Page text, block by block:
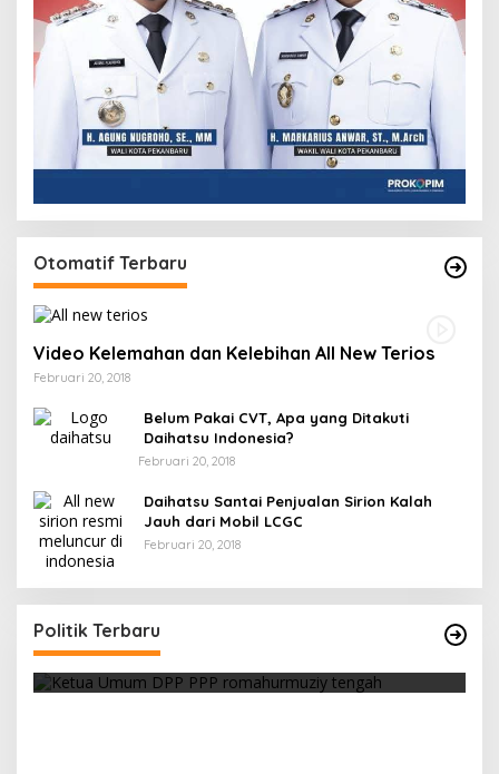
Otomatif Terbaru
Video Kelemahan dan Kelebihan All New Terios
Februari 20, 2018
Belum Pakai CVT, Apa yang Ditakuti
Daihatsu Indonesia?
Februari 20, 2018
Daihatsu Santai Penjualan Sirion Kalah
Jauh dari Mobil LCGC
Februari 20, 2018
Politik Terbaru
Strategi PPP Menangkan Duet Ganjar dan Gus
Yasin